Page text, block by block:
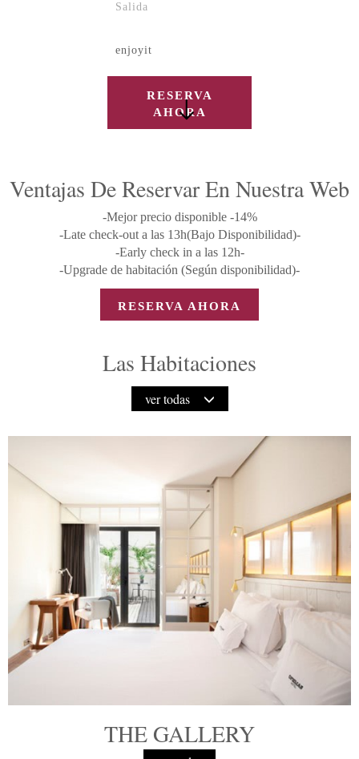
RESERVA
AHORA
Ventajas De Reservar En Nuestra Web
-Mejor precio disponible -14%
-Late check-out a las 13h(Bajo Disponibilidad)-
-Early check in a las 12h-
-Upgrade de habitación (Según disponibilidad)-
RESERVA AHORA
Las Habitaciones
ver todas
THE GALLERY